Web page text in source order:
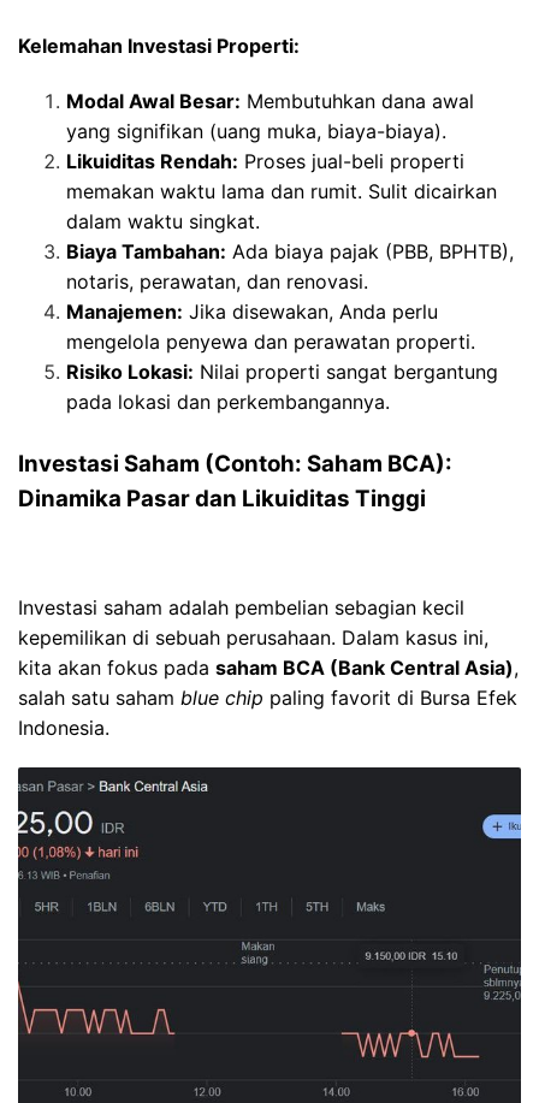
Kelemahan Investasi Properti:
Modal Awal Besar: Membutuhkan dana awal
yang signifikan (uang muka, biaya-biaya).
Likuiditas Rendah: Proses jual-beli properti
memakan waktu lama dan rumit. Sulit dicairkan
dalam waktu singkat.
Biaya Tambahan: Ada biaya pajak (PBB, BPHTB),
notaris, perawatan, dan renovasi.
Manajemen: Jika disewakan, Anda perlu
mengelola penyewa dan perawatan properti.
Risiko Lokasi: Nilai properti sangat bergantung
pada lokasi dan perkembangannya.
Investasi Saham (Contoh: Saham BCA):
Dinamika Pasar dan Likuiditas Tinggi
Investasi saham adalah pembelian sebagian kecil
kepemilikan di sebuah perusahaan. Dalam kasus ini,
kita akan fokus pada saham BCA (Bank Central Asia),
salah satu saham blue chip paling favorit di Bursa Efek
Indonesia.